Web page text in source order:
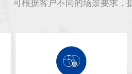
可根据客户不同的场景要求，